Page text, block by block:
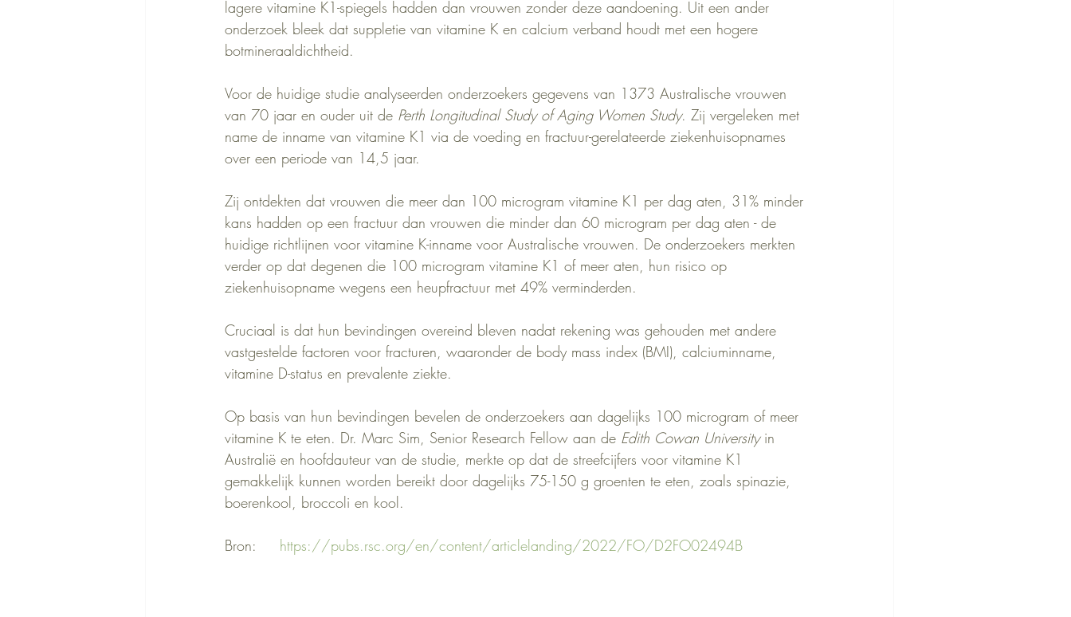
lagere vitamine K1-spiegels hadden dan vrouwen zonder deze aandoening. Uit een ander
onderzoek bleek dat suppletie van vitamine K en calcium verband houdt met een hogere
botmineraaldichtheid.
Voor de huidige studie analyseerden onderzoekers gegevens van 1373 Australische vrouwen
van 70 jaar en ouder uit de Perth Longitudinal Study of Aging Women Study. Zij vergeleken met
name de inname van vitamine K1 via de voeding en fractuur-gerelateerde ziekenhuisopnames
over een periode van 14,5 jaar.
Zij ontdekten dat vrouwen die meer dan 100 microgram vitamine K1 per dag aten, 31% minder
kans hadden op een fractuur dan vrouwen die minder dan 60 microgram per dag aten - de
huidige richtlijnen voor vitamine K-inname voor Australische vrouwen. De onderzoekers merkten
verder op dat degenen die 100 microgram vitamine K1 of meer aten, hun risico op
ziekenhuisopname wegens een heupfractuur met 49% verminderden.
Cruciaal is dat hun bevindingen overeind bleven nadat rekening was gehouden met andere
vastgestelde factoren voor fracturen, waaronder de body mass index (BMI), calciuminname,
vitamine D-status en prevalente ziekte.
Op basis van hun bevindingen bevelen de onderzoekers aan dagelijks 100 microgram of meer
vitamine K te eten. Dr. Marc Sim, Senior Research Fellow aan de Edith Cowan University in
Australië en hoofdauteur van de studie, merkte op dat de streefcijfers voor vitamine K1
gemakkelijk kunnen worden bereikt door dagelijks 75-150 g groenten te eten, zoals spinazie,
boerenkool, broccoli en kool.
Bron: https://pubs.rsc.org/en/content/articlelanding/2022/FO/D2FO02494B